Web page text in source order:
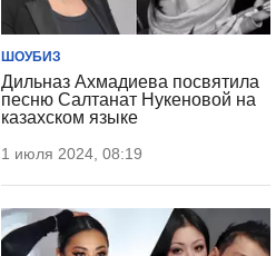
ШОУБИЗ
Дильназ Ахмадиева посвятила
песню Салтанат Нукеновой на
казахском языке
1 июля 2024, 08:19